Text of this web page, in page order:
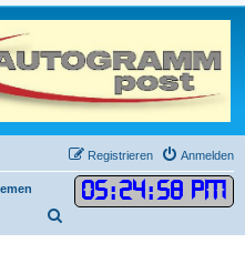
Anmelden
Registrieren
05:24:58 PM